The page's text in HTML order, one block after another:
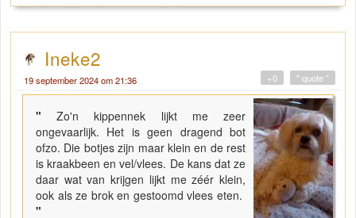
Ineke2
19 september 2024 om 21:36 " quote "
+0
"Zo'n kippennek lijkt me zeer
ongevaarlijk. Het is geen dragend bot
ofzo. Die botjes zijn maar klein en de rest
is kraakbeen en vel/vlees. De kans dat ze
daar wat van krijgen lijkt me zéér klein,
ook als ze brok en gestoomd vlees eten.
"